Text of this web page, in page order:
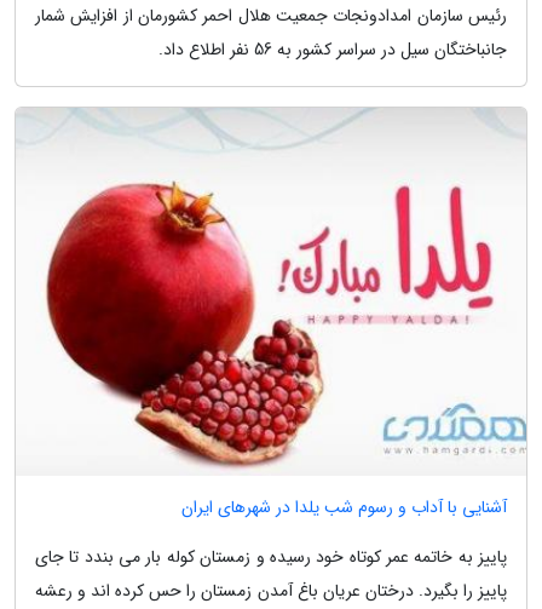
رئیس سازمان امدادونجات جمعیت هلال احمر کشورمان از افزایش شمار
جانباختگان سیل در سراسر کشور به 56 نفر اطلاع داد.
آشنایی با آداب و رسوم شب یلدا در شهرهای ایران
پاییز به خاتمه عمر کوتاه خود رسیده و زمستان کوله بار می بندد تا جای
پاییز را بگیرد. درختان عریان باغ آمدن زمستان را حس کرده اند و رعشه